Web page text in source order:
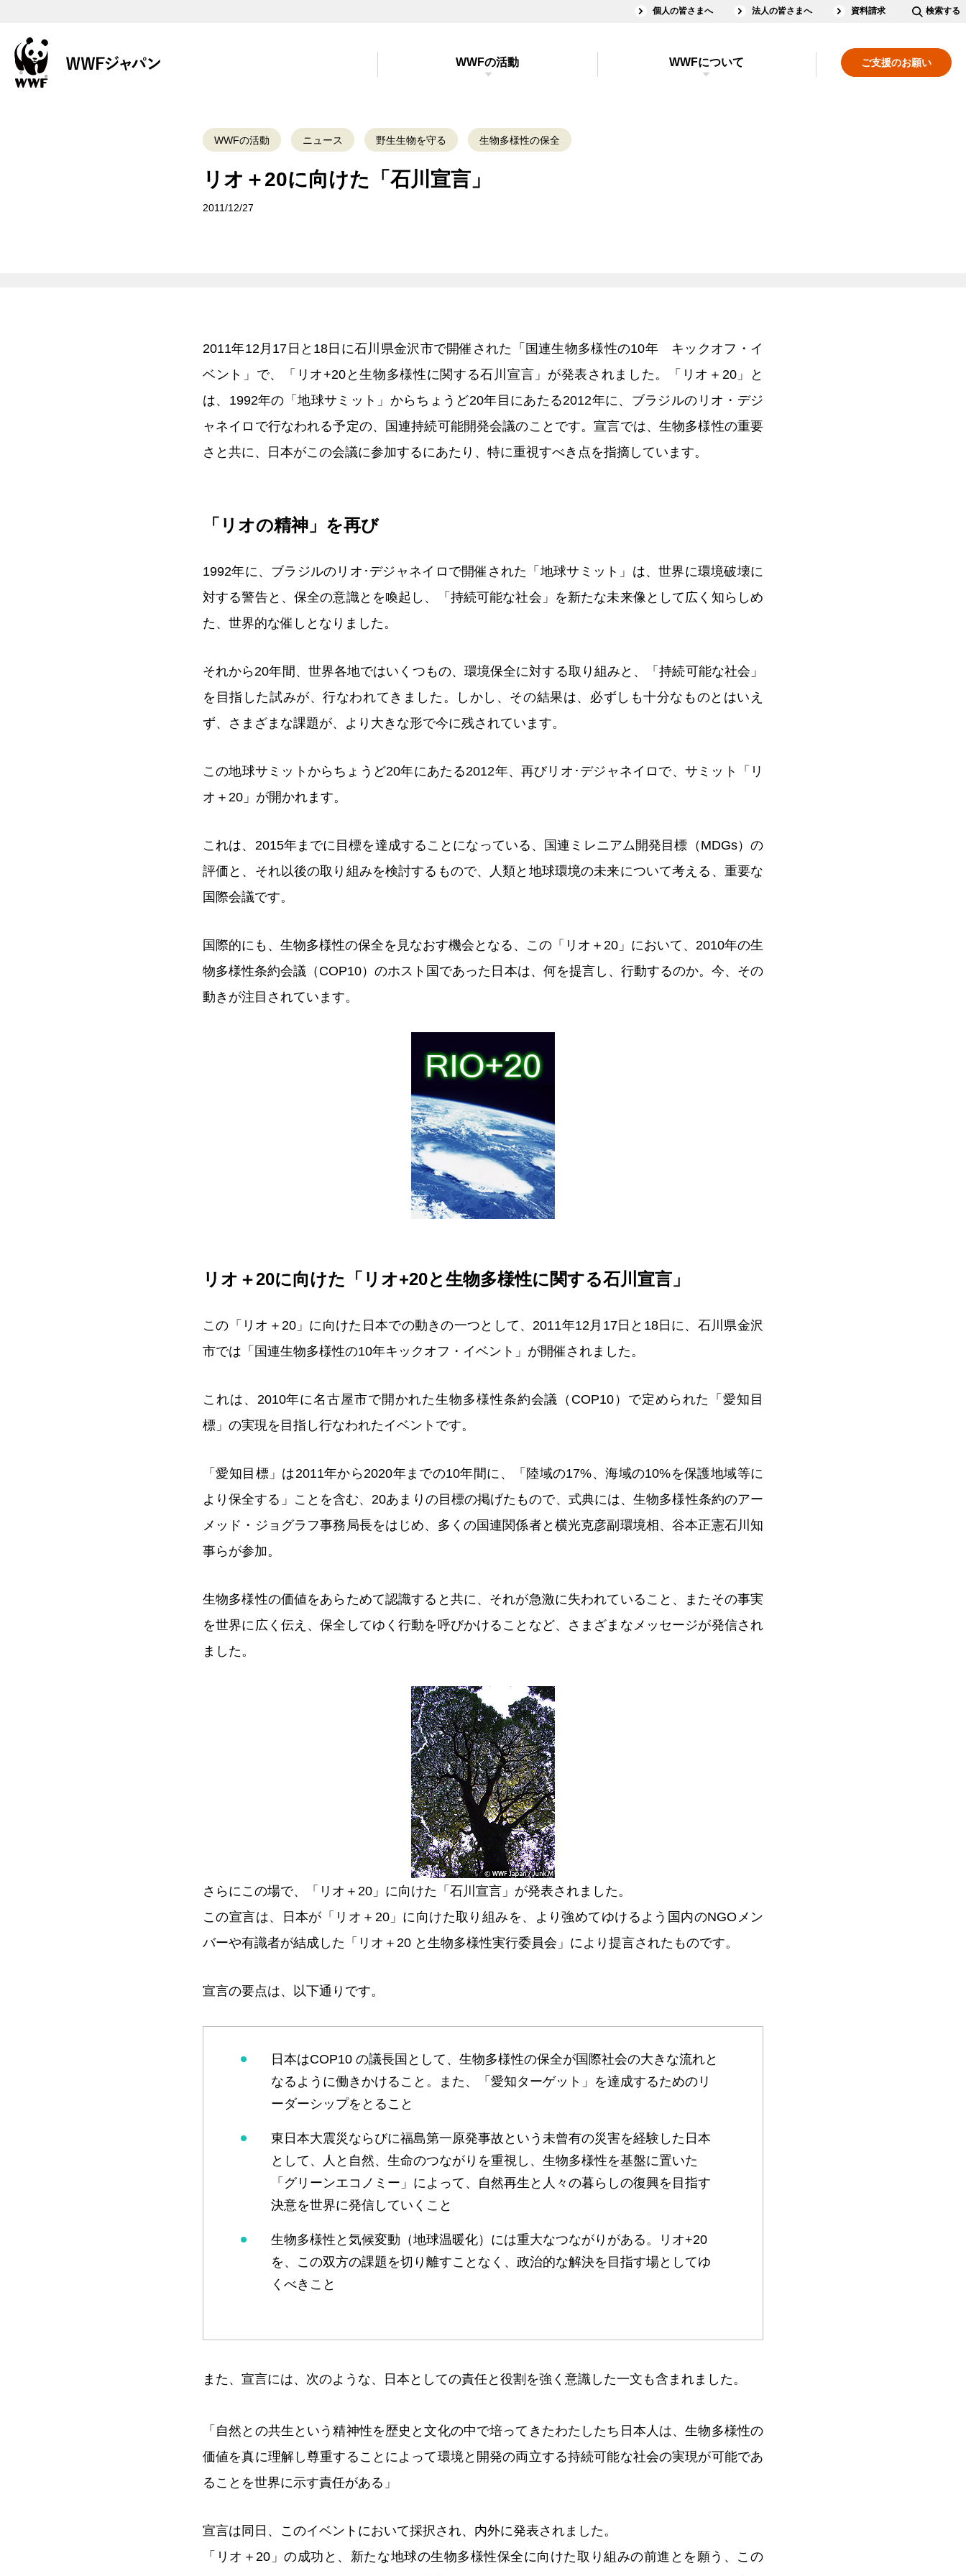
個人の皆さまへ 法人の皆さまへ 資料請求 検索する
ご支援のお願い
WWFの活動 WWFについて
WWFの活動 ニュース 野生生物を守る 生物多様性の保全
リオ＋20に向けた「石川宣言」
2011/12/27
2011年12月17日と18日に石川県金沢市で開催された「国連生物多様性の10年 キックオフ・イ
ベント」で、「リオ+20と生物多様性に関する石川宣言」が発表されました。「リオ＋20」と
は、1992年の「地球サミット」からちょうど20年目にあたる2012年に、ブラジルのリオ・デジ
ャネイロで行なわれる予定の、国連持続可能開発会議のことです。宣言では、生物多様性の重要
さと共に、日本がこの会議に参加するにあたり、特に重視すべき点を指摘しています。
「リオの精神」を再び
1992年に、ブラジルのリオ･デジャネイロで開催された「地球サミット」は、世界に環境破壊に
対する警告と、保全の意識とを喚起し、「持続可能な社会」を新たな未来像として広く知らしめ
た、世界的な催しとなりました。
それから20年間、世界各地ではいくつもの、環境保全に対する取り組みと、「持続可能な社会」
を目指した試みが、行なわれてきました。しかし、その結果は、必ずしも十分なものとはいえ
ず、さまざまな課題が、より大きな形で今に残されています。
この地球サミットからちょうど20年にあたる2012年、再びリオ･デジャネイロで、サミット「リ
オ＋20」が開かれます。
これは、2015年までに目標を達成することになっている、国連ミレニアム開発目標（MDGs）の
評価と、それ以後の取り組みを検討するもので、人類と地球環境の未来について考える、重要な
国際会議です。
国際的にも、生物多様性の保全を見なおす機会となる、この「リオ＋20」において、2010年の生
物多様性条約会議（COP10）のホスト国であった日本は、何を提言し、行動するのか。今、その
動きが注目されています。
リオ＋20に向けた「リオ+20と生物多様性に関する石川宣言」
この「リオ＋20」に向けた日本での動きの一つとして、2011年12月17日と18日に、石川県金沢
市では「国連生物多様性の10年キックオフ・イベント」が開催されました。
これは、2010年に名古屋市で開かれた生物多様性条約会議（COP10）で定められた「愛知目
標」の実現を目指し行なわれたイベントです。
「愛知目標」は2011年から2020年までの10年間に、「陸域の17%、海域の10%を保護地域等に
より保全する」ことを含む、20あまりの目標の掲げたもので、式典には、生物多様性条約のアー
メッド・ジョグラフ事務局長をはじめ、多くの国連関係者と横光克彦副環境相、谷本正憲石川知
事らが参加。
生物多様性の価値をあらためて認識すると共に、それが急激に失われていること、またその事実
を世界に広く伝え、保全してゆく行動を呼びかけることなど、さまざまなメッセージが発信され
ました。
さらにこの場で、「リオ＋20」に向けた「石川宣言」が発表されました。
この宣言は、日本が「リオ＋20」に向けた取り組みを、より強めてゆけるよう国内のNGOメン
バーや有識者が結成した「リオ＋20 と生物多様性実行委員会」により提言されたものです。
宣言の要点は、以下通りです。
日本はCOP10 の議長国として、生物多様性の保全が国際社会の大きな流れと
なるように働きかけること。また、「愛知ターゲット」を達成するためのリ
ーダーシップをとること
東日本大震災ならびに福島第一原発事故という未曾有の災害を経験した日本
として、人と自然、生命のつながりを重視し、生物多様性を基盤に置いた
「グリーンエコノミー」によって、自然再生と人々の暮らしの復興を目指す
決意を世界に発信していくこと
生物多様性と気候変動（地球温暖化）には重大なつながりがある。リオ+20
を、この双方の課題を切り離すことなく、政治的な解決を目指す場としてゆ
くべきこと
また、宣言には、次のような、日本としての責任と役割を強く意識した一文も含まれました。
「自然との共生という精神性を歴史と文化の中で培ってきたわたしたち日本人は、生物多様性の
価値を真に理解し尊重することによって環境と開発の両立する持続可能な社会の実現が可能であ
ることを世界に示す責任がある」
宣言は同日、このイベントにおいて採択され、内外に発表されました。
「リオ＋20」の成功と、新たな地球の生物多様性保全に向けた取り組みの前進とを願う、この